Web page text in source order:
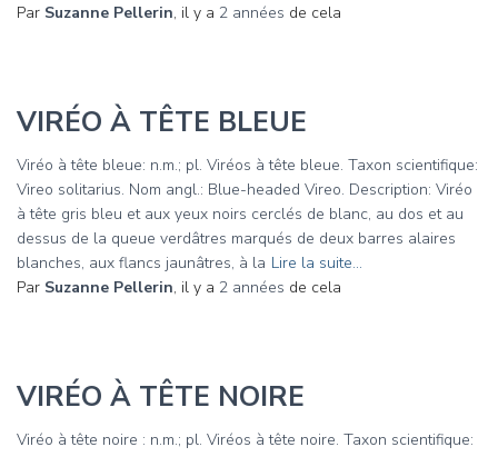
Par Suzanne Pellerin, il y a 2 années de cela
VIRÉO À TÊTE BLEUE
Viréo à tête bleue: n.m.; pl. Viréos à tête bleue. Taxon scientifique:
Vireo solitarius. Nom angl.: Blue-headed Vireo. Description: Viréo
à tête gris bleu et aux yeux noirs cerclés de blanc, au dos et au
dessus de la queue verdâtres marqués de deux barres alaires
blanches, aux flancs jaunâtres, à la Lire la suite…
Par Suzanne Pellerin, il y a 2 années de cela
VIRÉO À TÊTE NOIRE
Viréo à tête noire : n.m.; pl. Viréos à tête noire. Taxon scientifique: